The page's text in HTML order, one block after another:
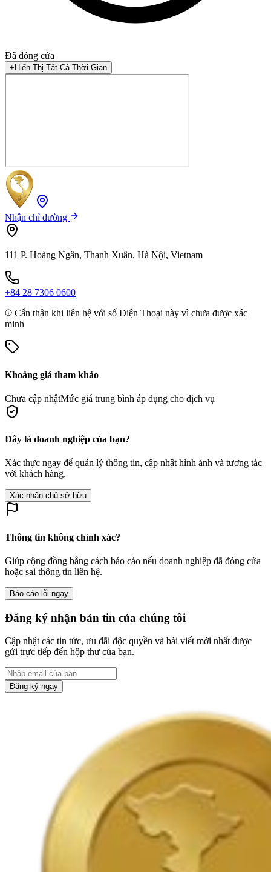
Đã đóng cửa
+ Hiển Thị Tất Cả Thời Gian
Nhận chỉ đường
111 P. Hoàng Ngân, Thanh Xuân, Hà Nội, Vietnam
+84 28 7306 0600
Cẩn thận khi liên hệ với số Điện Thoại này vì chưa được xác
minh
Khoảng giá tham khảo
Chưa cập nhậtMức giá trung bình áp dụng cho dịch vụ
Đây là doanh nghiệp của bạn?
Xác thực ngay để quản lý thông tin, cập nhật hình ảnh và tương tác
với khách hàng.
Xác nhận chủ sở hữu
Thông tin không chính xác?
Giúp cộng đồng bằng cách báo cáo nếu doanh nghiệp đã đóng cửa
hoặc sai thông tin liên hệ.
Báo cáo lỗi ngay
Đăng ký nhận bản tin của chúng tôi
Cập nhật các tin tức, ưu đãi độc quyền và bài viết mới nhất được
gửi trực tiếp đến hộp thư của bạn.
Đăng ký ngay